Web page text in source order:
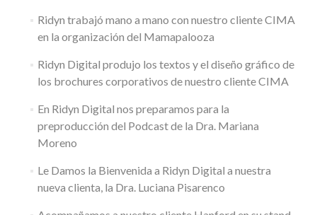
Ridyn trabajó mano a mano con nuestro cliente CIMA
en la organización del Mamapalooza
Ridyn Digital produjo los textos y el diseño gráfico de
los brochures corporativos de nuestro cliente CIMA
En Ridyn Digital nos preparamos para la
preproducción del Podcast de la Dra. Mariana
Moreno
Le Damos la Bienvenida a Ridyn Digital a nuestra
nueva clienta, la Dra. Luciana Pisarenco